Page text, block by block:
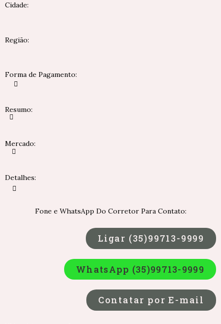
Cidade:
Região:
Forma de Pagamento:
Resumo:
Mercado:
Detalhes:
Fone e WhatsApp Do Corretor Para Contato:
Ligar (35)99713-9999
WhatsApp (35)99713-9999
Contatar por E-mail